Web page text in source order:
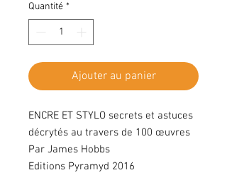
Quantité *
Ajouter au panier
ENCRE ET STYLO secrets et astuces
décrytés au travers de 100 œuvres
Par James Hobbs
Editions Pyramyd 2016